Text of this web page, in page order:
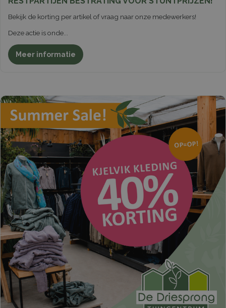
Bekijk de korting per artikel of vraag naar onze medewerkers!
Deze actie is onde
Meer informatie